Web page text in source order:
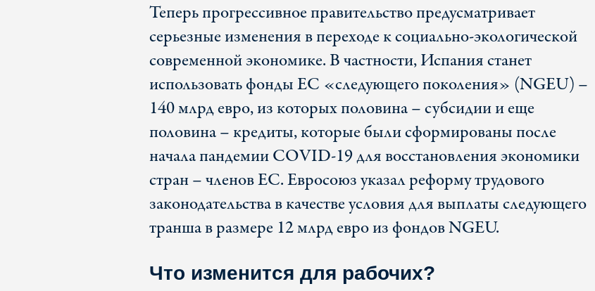
Теперь прогрессивное правительство предусматривает
серьезные изменения в переходе к социально-экологической
современной экономике. В частности, Испания станет
использовать фонды ЕС «следующего поколения» (NGEU) –
140 млрд евро, из которых половина – субсидии и еще
половина – кредиты, которые были сформированы после
начала пандемии COVID-19 для восстановления экономики
стран – членов ЕС. Евросоюз указал реформу трудового
законодательства в качестве условия для выплаты следующего
транша в размере 12 млрд евро из фондов NGEU.
Что изменится для рабочих?